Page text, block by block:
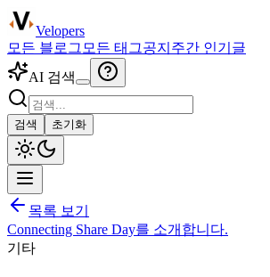
Velopers
모든 블로그 모든 태그공지 주간 인기글
AI 검색
검색 초기화
목록 보기
Connecting Share Day를 소개합니다.
기타